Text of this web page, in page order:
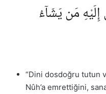
مَن يَشَآءُ
“Dini dosdoğru tutun
Nûh’a emrettiğini,